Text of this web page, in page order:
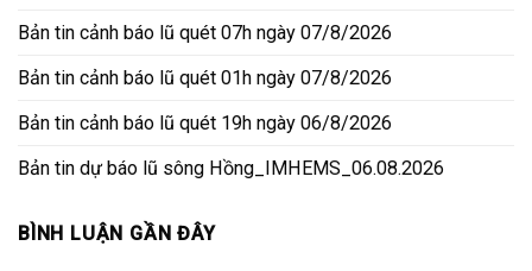
Bản tin cảnh báo lũ quét 07h ngày 07/8/2026
Bản tin cảnh báo lũ quét 01h ngày 07/8/2026
Bản tin cảnh báo lũ quét 19h ngày 06/8/2026
Bản tin dự báo lũ sông Hồng_IMHEMS_06.08.2026
BÌNH LUẬN GẦN ĐÂY